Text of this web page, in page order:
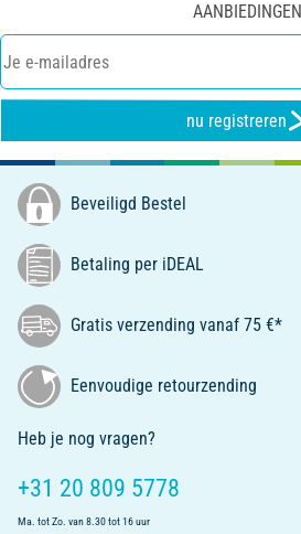
AANBIEDINGEN
nu registreren
Beveiligd Bestel
Betaling per iDEAL
Gratis verzending vanaf 75 €*
Eenvoudige retourzending
Heb je nog vragen?
+31 20 809 5778
Ma. tot Zo. van 8.30 tot 16 uur